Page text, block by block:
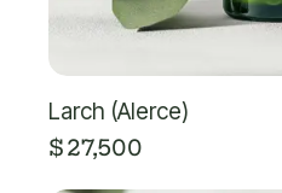
Larch (Alerce)
$27,500